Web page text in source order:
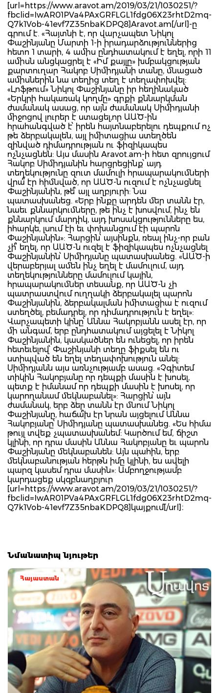
[url=https://www.aravot.am/2019/03/21/1030251/?
fbclid=IwAR01PVa4PAxGRFLGL1fdg06X23rhtD2mq-
Q7k1Vob-41evf7Z35nbaKDPQ8]Aravot.am[/url]-ը
գրում է. «Հայտնի է, որ վարչապետ Նիկոլ
Փաշինյանը Մարտի 1-ի իրադարձություններից
հետո 1 տարի, 4 ամիս ընդհատակում է եղել, որի 11
ամիսն անցկացրել է «Իմ քայլը» խմբակցության
քարտուղար Հակոբ Սիմիդյանի տանը, մնացած
ամիսներին նա տեղից տեղ է տեղափոխվել:
«Լոֆթում» Նիկոլ Փաշինյանը իր հեղինակած
«Երկրի հակառակ կողմը» գրքի քննարկման
ժամանակ ասաց, որ այն ժամանակ Սիմիդյանի
միջոցով լուրեր է ստացել,որ ԱԱԾ-ին
հրահանգված է՝ իրեն հայտնաբերելու դեպքում ոչ
թե ձերբակալեն, այլ իմիտացիա ստեղծեն
զինված դիմադրության ու ֆիզիկապես
ոչնչացնեն: Այս մասին Aravot.am-ի հետ զրույցում
Հակոբ Սիմիդյանին հարցրեցինք՝ այդ
տեղեկությունը զուտ մամուլի հրապարակումների
վրա՞ էր հիմնված, որ ԱԱԾ-ն ուզում է ոչնչացնել
Փաշինյանին, թե՞ այլ աղբյուրի: Նա
պատասխանեց. «Երբ ինքը արդեն մեր տանն էր,
նաեւ քննարկումները, թե ինչ է խոսվում, ինչ են
քննարկում մարդիկ, այդ խոսակցությունները ես,
իհարկե, լսում էի եւ փոխանցում էի պարոն
Փաշինյանին»: Հարցին՝ այսինքն, ռեալ ինչ-որ բան
չի՞ եղել, որ ԱԱԾ-ն ուզել է ֆիզիկապես ոչնչացնել
Փաշինյանին՝ Սիմիդյանը պատասխանեց. «ԱԱԾ-ի
վերաբերյալ ամեն ինչ եղել է մամուլում, այդ
տեղեկությունները մամուլում կային,
հրապարակումներ տեսանք, որ ԱԱԾ-ն չի
պատրաստվում ուղղակի ձերբակալել պարոն
Փաշինյանին, ձերբակալման իմիտացիա է ուզում
ստեղծել, բեմադրել, որ դիմադրություն է եղել»:
Վարչապետի կինը՝ Աննա Հակոբյանն ասել էր, որ
մի անգամ, երբ ընդհատակում այցելել է Նիկոլ
Փաշինյանին, կասկածներ են ունեցել, որ իրեն
հետեւելով՝ Փաշինյանի տեղը ֆիքսել են ու
ստիպված են եղել տեղափոխություն անել:
Սիմիդյանն այս առնչությամբ ասաց. «Չգիտեմ
տիկին Հակոբյանը որ դեպքի մասին է խոսել,
պետք է իմանամ որ դեպքի մասին է խոսել, որ
կարողանամ մեկնաբանել»: Հարցին՝ այն
ժամանակ, երբ ձեր տանն էր մնում Նիկոլ
Փաշինյանը, հաճա՞խ էր նրան այցելում Աննա
Հակոբյանը՝ Սիմիդյանը պատասխանեց. «Ես հիմա
թույլ տվեք չպատասխանեմ: Կարծում եմ, ճիշտ
կլինի, որ դրա մասին Աննա Հակոբյանը եւ պարոն
Փաշինյանը մեկնաբանեն: Այն պահին, երբ
մեկնաբանության հերթն իմը կլինի, ես ավելի
պարզ կասեմ դրա մասին»: Ամբողջությամբ
կարդացեք սկզբնաղբյուր
[url=https://www.aravot.am/2019/03/21/1030251/?
fbclid=IwAR01PVa4PAxGRFLGL1fdg06X23rhtD2mq-
Q7k1Vob-41evf7Z35nbaKDPQ8]կայքում[/url]։
Նմանատիպ նյութեր
Հայաստան